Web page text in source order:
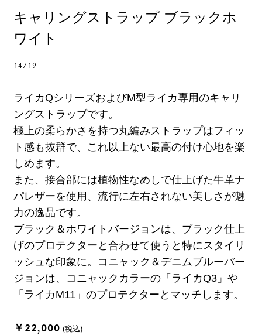
キャリングストラップ ブラックホ
ワイト
14719
ライカQシリーズおよびM型ライカ専用のキャリ
ングストラップです。
極上の柔らかさを持つ丸編みストラップはフィッ
ト感も抜群で、これ以上ない最高の付け心地を楽
しめます。
また、接合部には植物性なめしで仕上げた牛革ナ
パレザーを使用、流行に左右されない美しさが魅
力の逸品です。
ブラック＆ホワイトバージョンは、ブラック仕上
げのプロテクターと合わせて使うと特にスタイリ
ッシュな印象に。コニャック＆デニムブルーバー
ジョンは、コニャックカラーの「ライカQ3」や
「ライカM11」のプロテクターとマッチします。
￥22,000 (税込)